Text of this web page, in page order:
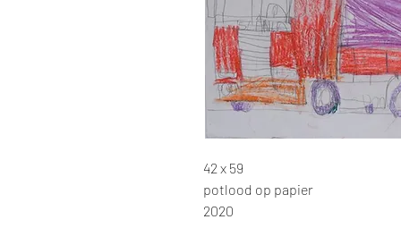
42 x 59
potlood op papier
2020